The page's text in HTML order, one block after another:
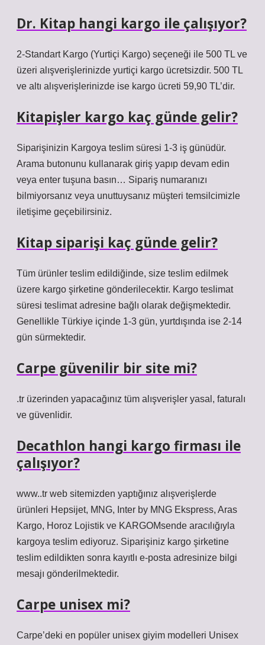
Dr. Kitap hangi kargo ile çalışıyor?
2-Standart Kargo (Yurtiçi Kargo) seçeneği ile 500 TL ve
üzeri alışverişlerinizde yurtiçi kargo ücretsizdir. 500 TL
ve altı alışverişlerinizde ise kargo ücreti 59,90 TL’dir.
Kitapişler kargo kaç günde gelir?
Siparişinizin Kargoya teslim süresi 1-3 iş günüdür.
Arama butonunu kullanarak giriş yapıp devam edin
veya enter tuşuna basın… Sipariş numaranızı
bilmiyorsanız veya unuttuysanız müşteri temsilcimizle
iletişime geçebilirsiniz.
Kitap siparişi kaç günde gelir?
Tüm ürünler teslim edildiğinde, size teslim edilmek
üzere kargo şirketine gönderilecektir. Kargo teslimat
süresi teslimat adresine bağlı olarak değişmektedir.
Genellikle Türkiye içinde 1-3 gün, yurtdışında ise 2-14
gün sürmektedir.
Carpe güvenilir bir site mi?
.tr üzerinden yapacağınız tüm alışverişler yasal, faturalı
ve güvenlidir.
Decathlon hangi kargo firması ile
çalışıyor?
www..tr web sitemizden yaptığınız alışverişlerde
ürünleri Hepsijet, MNG, Inter by MNG Ekspress, Aras
Kargo, Horoz Lojistik ve KARGOMsende aracılığıyla
kargoya teslim ediyoruz. Siparişiniz kargo şirketine
teslim edildikten sonra kayıtlı e-posta adresinize bilgi
mesajı gönderilmektedir.
Carpe unisex mi?
Carpe’deki en popüler unisex giyim modelleri Unisex